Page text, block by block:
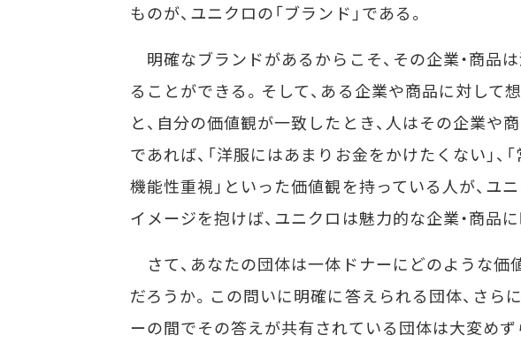
ものが、ユニクロの「ブランド」である。
明確なブランドがあるからこそ、その企業・商品
ることができる。そして、ある企業や商品に対して
と、自分の価値観が一致したとき、人はその企業や
であれば、「洋服にはあまりお金をかけたくない」
機能性重視」といった価値観を持っている人が、ユ
イメージを抱けば、ユニクロは魅力的な企業・商品に
さて、あなたの団体は一体ドナーにどのような価
だろうか。この問いに明確に答えられる団体、さら
ーの間でその答えが共有されている団体は大変め